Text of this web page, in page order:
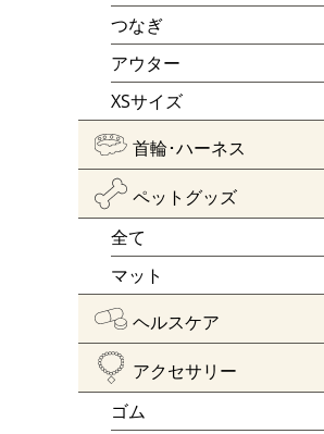
つなぎ
アウター
XSサイズ
首輪･ハーネス
ペットグッズ
全て
マット
ヘルスケア
アクセサリー
ゴム